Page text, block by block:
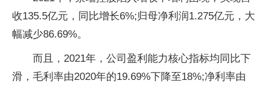
收135.5亿元，同比增长6%;归母净利润1.275亿元，大
幅减少86.69%。
而且，2021年，公司盈利能力核心指标均同比下
滑 ，毛利率由2020年的19.69%下降至18%;净利率由